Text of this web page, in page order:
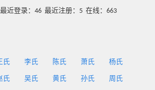
近登录：46 最近注册：5 在线：663
氏 李氏 陈氏 萧氏 杨氏
氏 吴氏 黄氏 孙氏 周氏